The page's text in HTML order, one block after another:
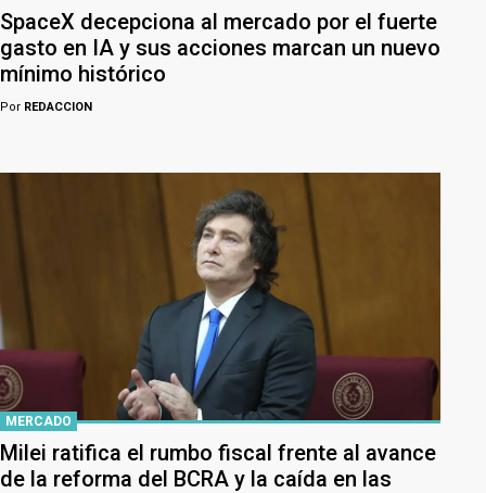
SpaceX decepciona al mercado por el fuerte
gasto en IA y sus acciones marcan un nuevo
mínimo histórico
Por REDACCION
MERCADO
Milei ratifica el rumbo fiscal frente al avance
de la reforma del BCRA y la caída en las